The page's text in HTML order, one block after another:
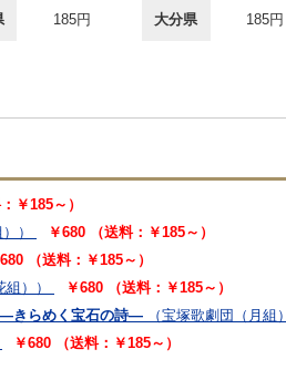
185円 大分県 185円
￥185～）
）
￥680 （送料：￥185～）
（送料：￥185～）
））
￥680 （送料：￥185～）
―きらめく宝石の詩―
（宝塚歌劇団（月組
￥680 （送料：￥185～）